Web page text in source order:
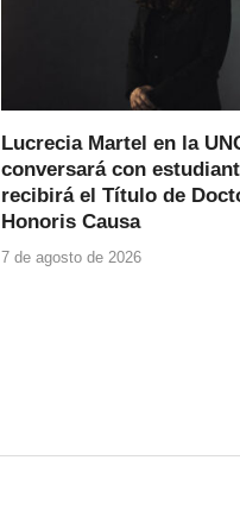
Lucrecia Martel en la
conversará con
recibirá el Título de
Honoris Causa
7 de agosto de 2026